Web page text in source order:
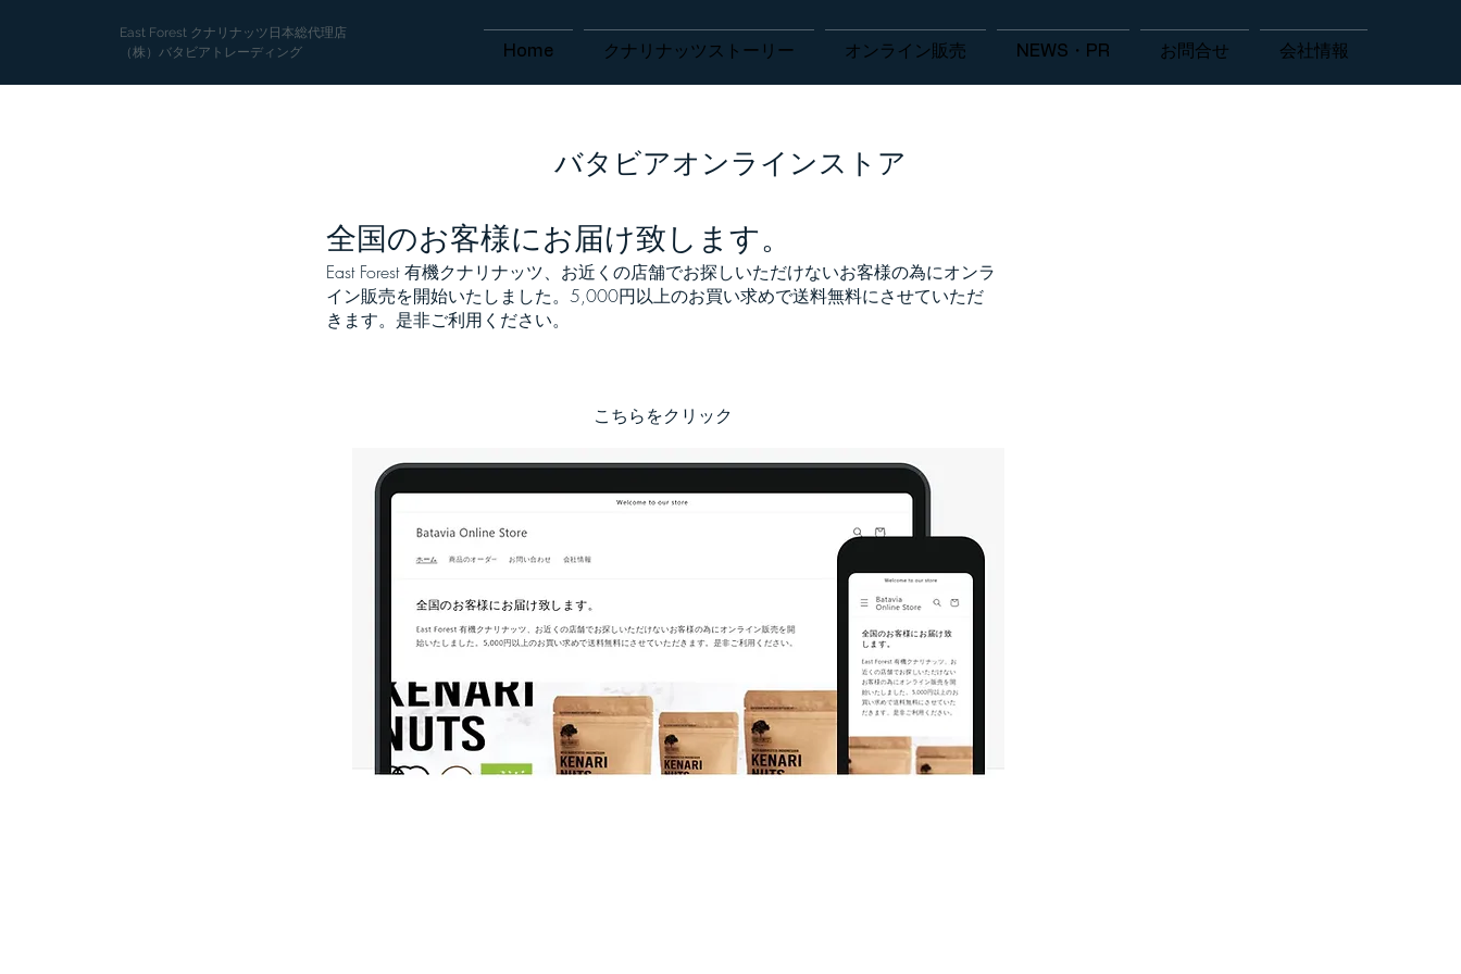
East Forest クナリナッツ日本総代理店
（株）バタビアトレーディング
Home クナリナッツストーリー オンライン販売 NEWS・PR お問合せ 会社情報
​バタビアオンラインストア
全国のお客様にお届け致します。
East Forest 有機クナリナッツ、お近くの店舗でお探しいただけないお客様の為にオンラ
イン販売を開始いたしました。5,000円以上のお買い求めで送料無料にさせていただ
きます。是非ご利用ください。
​こちらをクリック